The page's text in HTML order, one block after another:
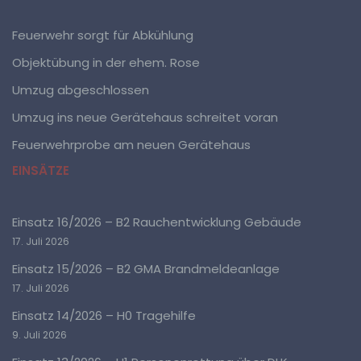
Feuerwehr sorgt für Abkühlung
Objektübung in der ehem. Rose
Umzug abgeschlossen
Umzug ins neue Gerätehaus schreitet voran
Feuerwehrprobe am neuen Gerätehaus
EINSÄTZE
Einsatz 16/2026 – B2 Rauchentwicklung Gebäude
17. Juli 2026
Einsatz 15/2026 – B2 GMA Brandmeldeanlage
17. Juli 2026
Einsatz 14/2026 – H0 Tragehilfe
9. Juli 2026
Personenbezogene Daten sind alle Informationen, die
natürliche Person (im Folgenden „betroffene Person")
angesehen, die direkt oder indirekt, insbesondere
Namen, zu einer Kennnummer, zu Standortdaten, zu
besonderen Merkmalen, die Ausdruck der physischen,
physiologischen, genetischen, psychischen,
wirtschaftlichen, kulturellen oder sozialen Identität
Betroffene Person ist jede identifizierte oder
personenbezogene Daten von dem für die Verarbeitung
Verantwortlichen verarbeitet werden.